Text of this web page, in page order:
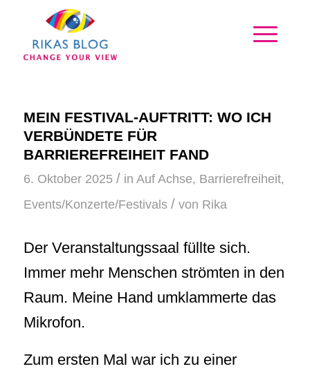
MEIN FESTIVAL-AUFTRITT: WO ICH
VERBÜNDETE FÜR
BARRIEREFREIHEIT FAND
6. Oktober 2025 / in Auf Achse, Barrierefreiheit,
Events/Konzerte/Festivals / von Rika
Der Veranstaltungssaal füllte sich.
Immer mehr Menschen strömten in den
Raum. Meine Hand umklammerte das
Mikrofon.
Zum ersten Mal war ich zu einer